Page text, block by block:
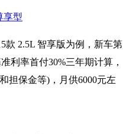
享型
款 2.5L 智享版为例，新车第
利率首付30%三年期计算，
担保金等)，月供6000元左